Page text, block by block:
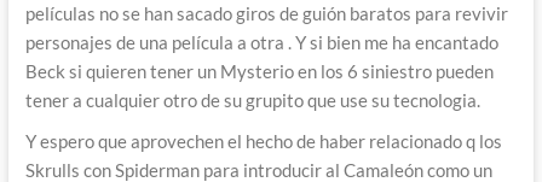
películas no se han sacado giros de guión baratos para revivir
personajes de una película a otra . Y si bien me ha encantado
Beck si quieren tener un Mysterio en los 6 siniestro pueden
tener a cualquier otro de su grupito que use su tecnologia.
Y espero que aprovechen el hecho de haber relacionado q los
Skrulls con Spiderman para introducir al Camaleón como un